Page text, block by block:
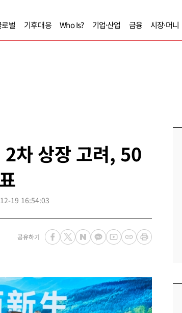
벌 기후대응 Who Is? 기업·산업 금융 시장·머니
차 상장 고려, 50
19 16:54:03
공유하기